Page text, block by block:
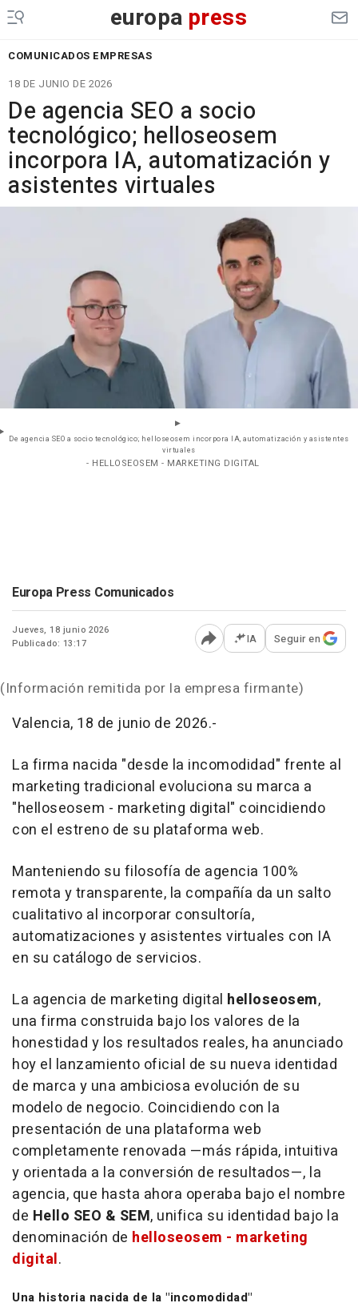
europa press
COMUNICADOS EMPRESAS
18 DE JUNIO DE 2026
De agencia SEO a socio
tecnológico; helloseosem
incorpora IA, automatización y
asistentes virtuales
De agencia SEO a socio tecnológico; helloseosem incorpora IA, automatización y asistentes
virtuales
- HELLOSEOSEM - MARKETING DIGITAL
Europa Press Comunicados
Jueves, 18 junio 2026
Publicado: 13:17
Abrir opciones para
IA Seguir en
(Información remitida por la empresa firmante)
Valencia, 18 de junio de 2026.-
La firma nacida "desde la incomodidad" frente al
marketing tradicional evoluciona su marca a
"helloseosem - marketing digital" coincidiendo
con el estreno de su plataforma web.
Manteniendo su filosofía de agencia 100%
remota y transparente, la compañía da un salto
cualitativo al incorporar consultoría,
automatizaciones y asistentes virtuales con IA
en su catálogo de servicios.
La agencia de marketing digital helloseosem,
una firma construida bajo los valores de la
honestidad y los resultados reales, ha anunciado
hoy el lanzamiento oficial de su nueva identidad
de marca y una ambiciosa evolución de su
modelo de negocio. Coincidiendo con la
presentación de una plataforma web
completamente renovada —más rápida, intuitiva
y orientada a la conversión de resultados—, la
agencia, que hasta ahora operaba bajo el nombre
de Hello SEO & SEM, unifica su identidad bajo la
denominación de helloseosem - marketing
digital.
Una historia nacida de la "incomodidad"